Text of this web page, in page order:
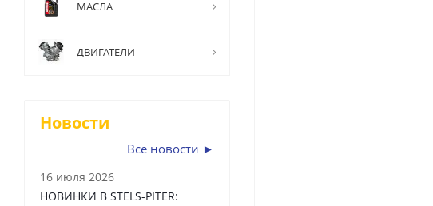
МАСЛА
ДВИГАТЕЛИ
Новости
Все новости ►
16 июля 2026
НОВИНКИ В STELS-PITER: